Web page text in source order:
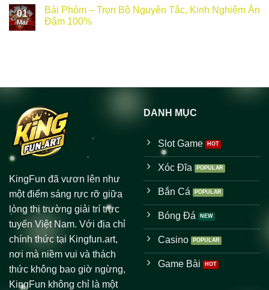
01
Mar
Bài Phỏm – Trọn Bộ Nguyên Tắc, Kinh Nghiệm Ăn
Đậm 100%
KingFun đã vươn lên như
một điểm sáng rực rỡ giữa
lòng thị trường giải trí trực
tuyến Việt Nam. Với địa chỉ
chính thức tại Kingfun.art,
nơi mà niềm vui và thách
thức không bao giờ ngừng,
KingFun không chỉ là một
DANH MỤC
Slot Game
Xóc Đĩa
Bắn Cá
Bóng Đá
Casino
Game Bài